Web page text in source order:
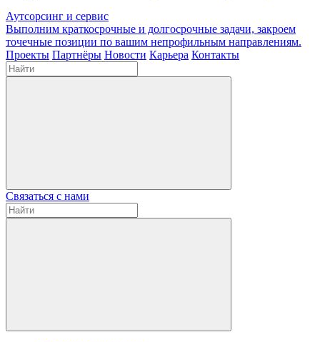
Аутсорсинг и сервис
Выполним краткосрочные и долгосрочные задачи, закроем
точечные позиции по вашим непрофильным направлениям.
Проекты Партнёры Новости Карьера Контакты
Связаться с нами